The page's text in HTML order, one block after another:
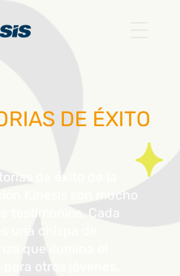
DE ÉXITO
de éxito de la
Kinesis son mucho
testimonios. Cada
una chispa de
que ilumina el
para otros jóvenes,